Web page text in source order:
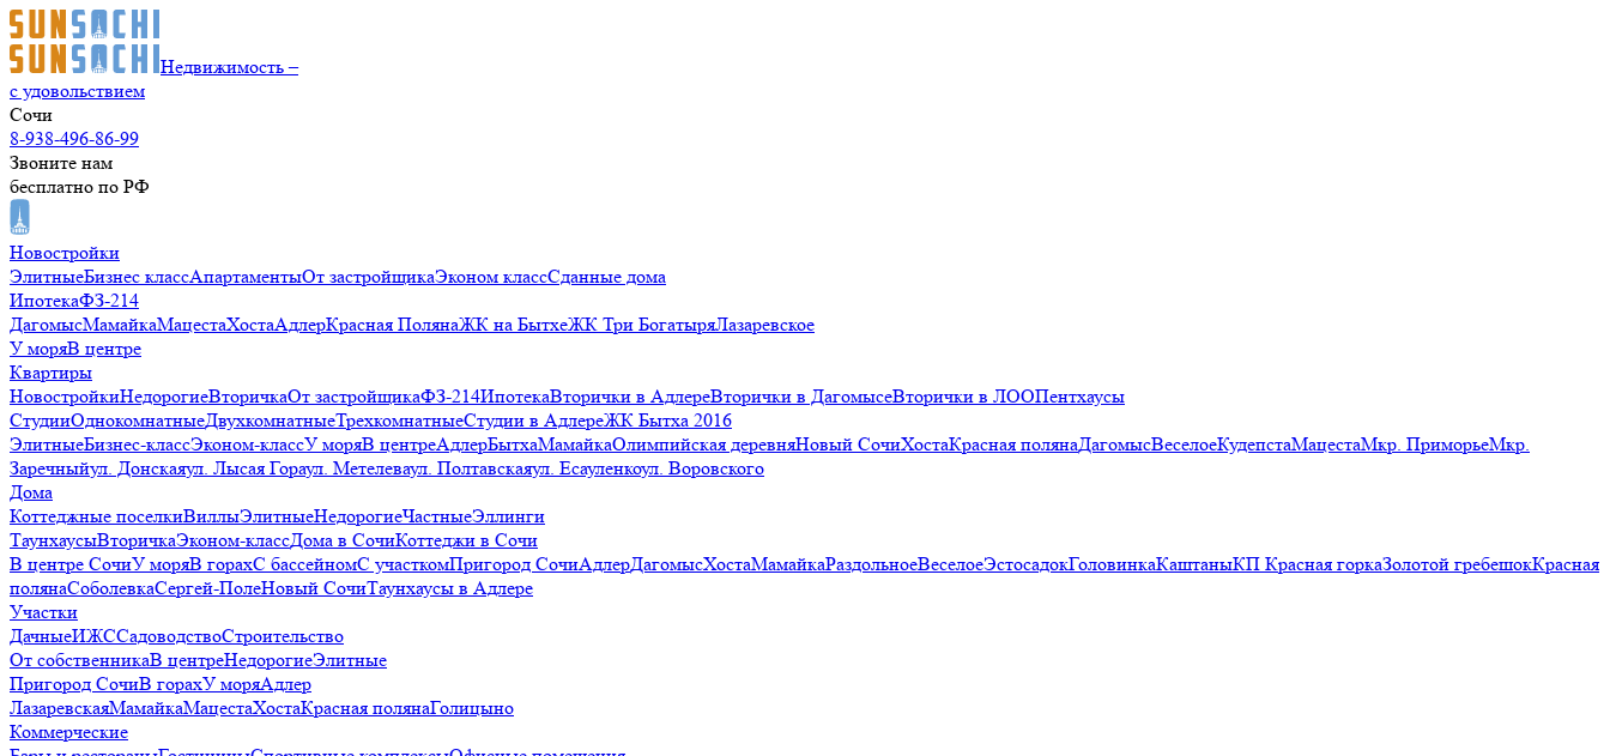
Недвижимость –
с удовольствием
Сочи
8-938-496-86-99
Звоните нам
бесплатно по РФ
Новостройки
ЭлитныеБизнес классАпартаментыОт застройщикаЭконом классСданные дома
ИпотекаФЗ-214
ДагомысМамайкаМацестаХостаАдлерКрасная ПолянаЖК на БытхеЖК Три БогатыряЛазаревское
У моряВ центре
Квартиры
НовостройкиНедорогиеВторичкаОт застройщикаФЗ-214ИпотекаВторички в АдлереВторички в ДагомысеВторички в ЛООПентхаусы
СтудииОднокомнатныеДвухкомнатныеТрехкомнатныеСтудии в АдлереЖК Бытха 2016
ЭлитныеБизнес-классЭконом-классУ моряВ центреАдлерБытхаМамайкаОлимпийская деревняНовый СочиХостаКрасная полянаДагомысВеселоеКудепстаМацестаМкр. ПриморьеМкр.
Заречныйул. Донскаяул. Лысая Гораул. Метелеваул. Полтавскаяул. Есауленкоул. Воровского
Дома
Коттеджные поселкиВиллыЭлитныеНедорогиеЧастныеЭллинги
ТаунхаусыВторичкаЭконом-классДома в СочиКоттеджи в Сочи
В центре СочиУ моряВ горахС бассейномС участкомПригород СочиАдлерДагомысХостаМамайкаРаздольноеВеселоеЭстосадокГоловинкаКаштаныКП Красная горкаЗолотой гребешокКрасная
полянаСоболевкаСергей-ПолеНовый СочиТаунхаусы в Адлере
Участки
ДачныеИЖССадоводствоСтроительство
От собственникаВ центреНедорогиеЭлитные
Пригород СочиВ горахУ моряАдлер
ЛазаревскаяМамайкаМацестаХостаКрасная полянаГолицыно
Коммерческие